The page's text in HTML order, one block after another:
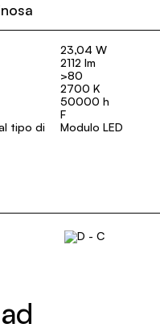
23,04 W
2112 lm
>80
2700 K
50000 h
F
tipo di
Modulo LED